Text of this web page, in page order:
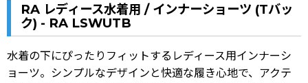
RA レディース水着用 / インナーショーツ (Tバッ
ク) - RA LSWUTB
水着の下にぴったりフィットするレディース用インナーシ
ョーツ。シンプルなデザインと快適な履き心地で、アクテ